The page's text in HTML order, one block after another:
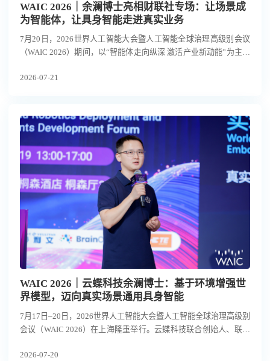
WAIC 2026｜余澜博士亮相财联社专场：让场景成
为智能体，让具身智能走进真实业务
7月20日，2026世界人工智能大会暨人工智能全球治理高级别会议
（WAIC 2026）期间，以“智能体走向纵深 激活产业新动能”为主题
2026-07-21
WAIC 2026｜云蝶科技余澜博士：基于环境增强世
界模型，迈向真实场景通用具身智能
7月17日–20日，2026世界人工智能大会暨人工智能全球治理高级别
会议（WAIC 2026）在上海隆重举行。云蝶科技联合创始人、联席
发表主题演讲，详细阐述了云蝶科技以环境增强的世界模型，实现
2026-07-20